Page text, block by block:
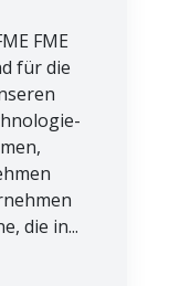
FME
für die
die in...